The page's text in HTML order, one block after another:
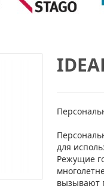
для
Режущие
вызывают